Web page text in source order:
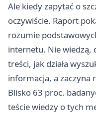
Ale kiedy zapytać o
oczywiście. Raport
rozumie
internetu. Nie wiedzą,
treści, jak działa
informacja, a zaczyna
Blisko 63 proc.
teście wiedzy o tych